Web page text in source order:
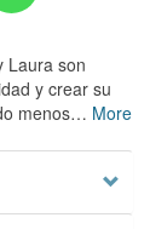
Laura son
y crear su
menos… More